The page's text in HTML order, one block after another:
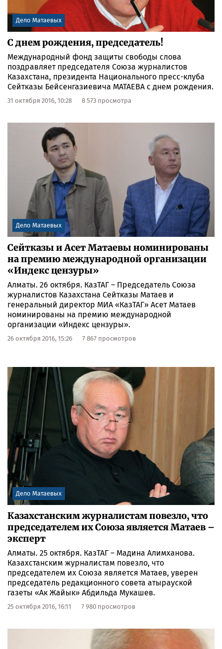
Дело Матаевых
​С днем рождения, председатель!
Международный фонд защиты свободы слова
поздравляет председателя Союза журналистов
Казахстана, президента Национального пресс-клуба
Сейтказы Бейсенгазиевича МАТАЕВА с днем рождения.
31 октября 2016, 10:28 8 573 просмотра
Дело Матаевых
Сейтказы и Асет Матаевы номинированы
на премию международной организации
«Индекс цензуры»
Алматы. 26 октября. КазТАГ – Председатель Союза
журналистов Казахстана Сейтказы Матаев и
генеральный директор МИА «КазТАГ» Асет Матаев
номинированы на премию международной
организации «Индекс цензуры».
26 октября 2016, 15:26 7 867 просмотров
Дело Матаевых
Казахстанским журналистам повезло, что
председателем их Союза является Матаев –
эксперт
Алматы. 25 октября. КазТАГ – Мадина Алимханова.
Казахстанским журналистам повезло, что
председателем их Союза является Матаев, уверен
председатель редакционного совета атырауской
газеты «Ак Жайык» Абдильда Мукашев.
25 октября 2016, 16:11 7 980 просмотров